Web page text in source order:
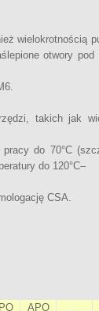
wielokrotnością
otwory pod
takich jak
do 70°C
do 120°C–
CSA.
APO